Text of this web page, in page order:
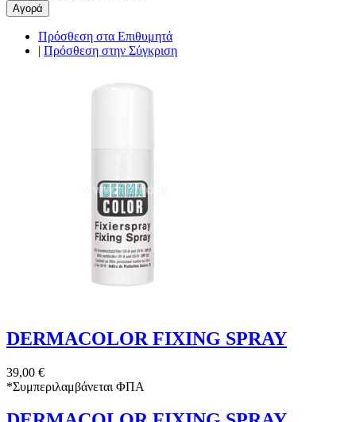
Αγορά
Πρόσθεση στα Επιθυμητά
| Πρόσθεση στην Σύγκριση
DERMACOLOR FIXING SPRAY
39,00 €
*Συμπεριλαμβάνεται ΦΠΑ